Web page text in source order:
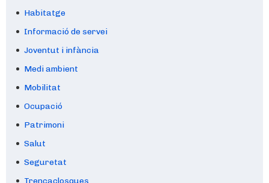
Habitatge
Informació de servei
Joventut i infància
Medi ambient
Mobilitat
Ocupació
Patrimoni
Salut
Seguretat
Trencaclosques